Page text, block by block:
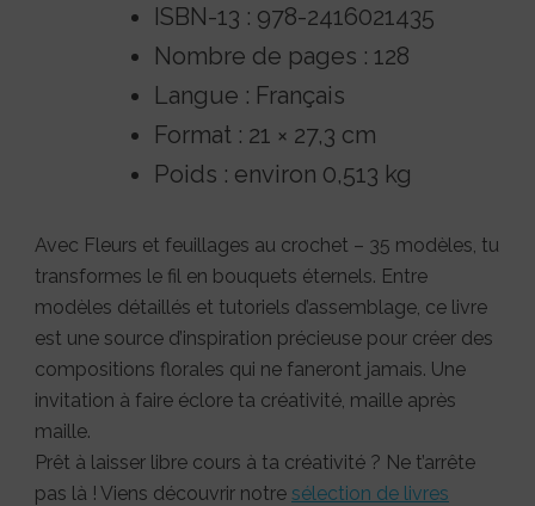
ISBN-13 : 978-2416021435
Nombre de pages : 128
Langue : Français
Format : 21 × 27,3 cm
Poids : environ 0,513 kg
Avec Fleurs et feuillages au crochet – 35 modèles, tu
transformes le fil en bouquets éternels. Entre
modèles détaillés et tutoriels d’assemblage, ce livre
est une source d’inspiration précieuse pour créer des
compositions florales qui ne faneront jamais. Une
invitation à faire éclore ta créativité, maille après
maille.
Prêt à laisser libre cours à ta créativité ? Ne t’arrête
pas là ! Viens découvrir notre sélection de livres